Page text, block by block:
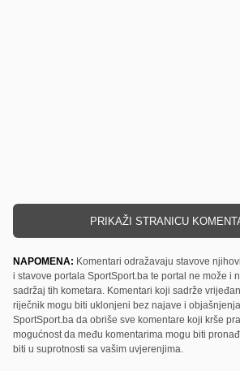
PRIKAŽI STRANICU
NAPOMENA: Komentari odražavaju stavove
i stavove portala SportSport.ba te portal ne može i
sadržaj tih kometara. Komentari koji sadrže
riječnik mogu biti uklonjeni bez najave i
SportSport.ba da obriše sve komentare koji krše
mogućnost da među komentarima mogu biti
biti u suprotnosti sa vašim uvjerenjima.